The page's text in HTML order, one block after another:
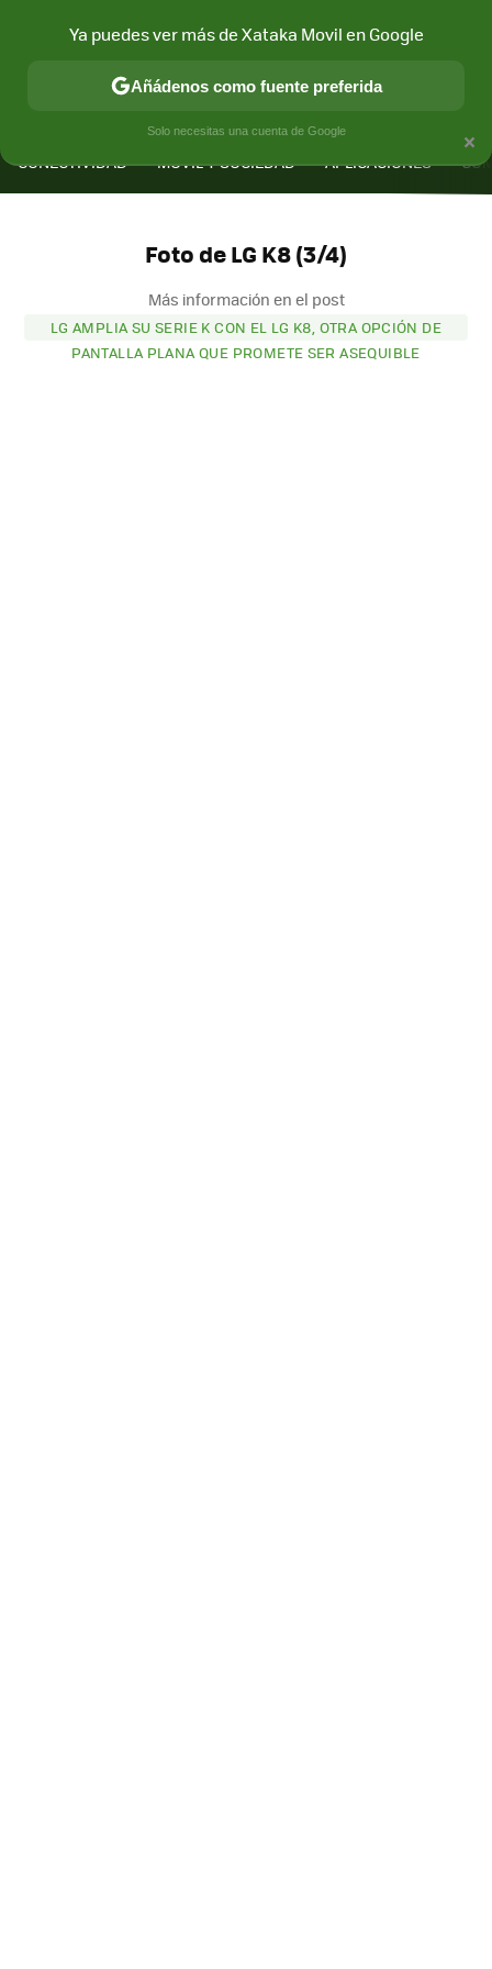
CONECTIVIDAD MÓVIL Y SOCIEDAD APLICACIONES
Foto de LG K8 (3/4)
Más información en el post
LG AMPLIA SU SERIE K CON EL LG K8, OTRA OPCIÓN DE
PANTALLA PLANA QUE PROMETE SER ASEQUIBLE
×
Ya puedes ver más de Xataka Movil en Google
Añádenos como fuente preferida
Solo necesitas una cuenta de Google